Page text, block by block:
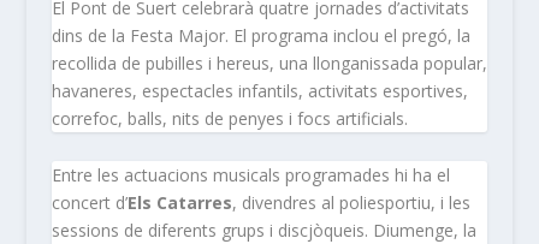
El Pont de Suert celebrarà quatre jornades d’activitats
dins de la Festa Major. El programa inclou el pregó, la
recollida de pubilles i hereus, una llonganissada popular,
havaneres, espectacles infantils, activitats esportives,
correfoc, balls, nits de penyes i focs artificials.
Entre les actuacions musicals programades hi ha el
concert d’Els Catarres, divendres al poliesportiu, i les
sessions de diferents grups i discjòqueis. Diumenge, la